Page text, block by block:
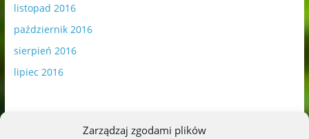
Zarządzaj zgodami plików
listopad 2016
październik 2016
sierpień 2016
lipiec 2016